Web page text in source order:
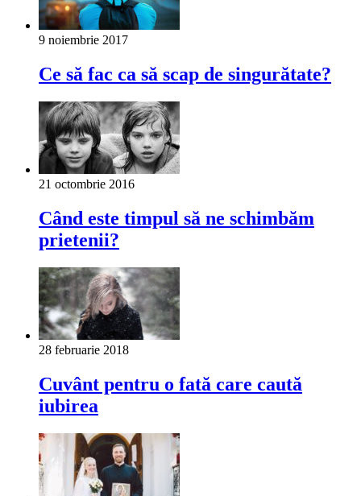
9 noiembrie 2017
Ce să fac ca să scap de singurătate?
21 octombrie 2016
Când este timpul să ne schimbăm
prietenii?
28 februarie 2018
Cuvânt pentru o fată care caută
iubirea